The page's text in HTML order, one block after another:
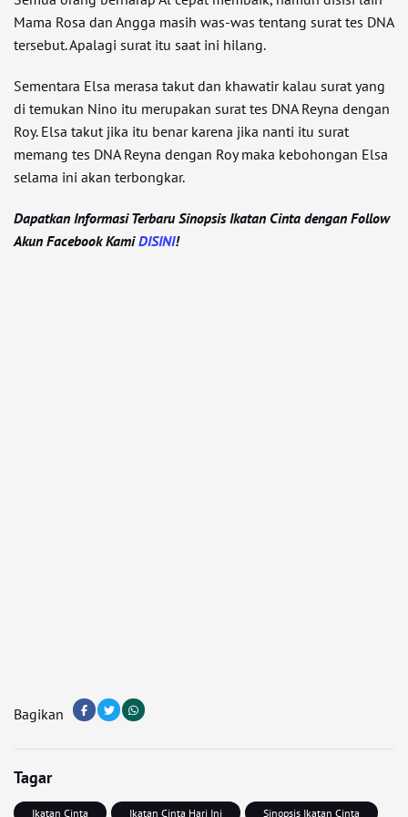
Mama Rosa dan Angga masih was-was tentang surat tes DNA
tersebut. Apalagi surat itu saat ini hilang.
Sementara Elsa merasa takut dan khawatir kalau surat yang
di temukan Nino itu merupakan surat tes DNA Reyna dengan
Roy. Elsa takut jika itu benar karena jika nanti itu surat
memang tes DNA Reyna dengan Roy maka kebohongan Elsa
selama ini akan terbongkar.
Dapatkan Informasi Terbaru Sinopsis Ikatan Cinta dengan Follow
Akun Facebook KamiDISINI!
Bagikan
Tagar
Ikatan Cinta Ikatan Cinta Hari Ini Sinopsis Ikatan Cinta